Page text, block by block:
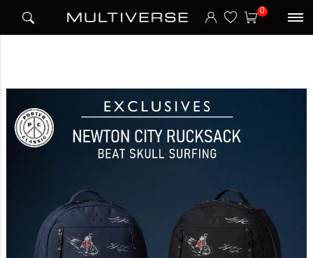
0
【Exclusives】 NEWTON CITY RUCKSACK BEAT SKULL SURFING BLUE バックパ